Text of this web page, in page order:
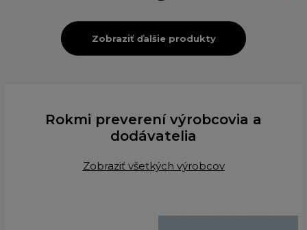
Zobraziť ďalšie produkty
Rokmi preverení výrobcovia a
dodávatelia
Zobraziť všetkých výrobcov